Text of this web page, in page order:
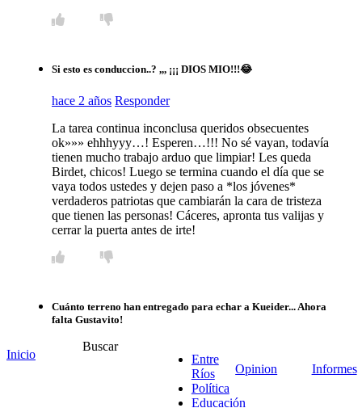
Si esto es conduccion..? ,,, ¡¡¡ DIOS MIO!!!😂
hace 2 años Responder
La tarea continua inconclusa queridos obsecuentes
ok»»» ehhhyyy…! Esperen…!!! No sé vayan, todavía
tienen mucho trabajo arduo que limpiar! Les queda
Birdet, chicos! Luego se termina cuando el día que se
vaya todos ustedes y dejen paso a *los jóvenes*
verdaderos patriotas que cambiarán la cara de tristeza
que tienen las personas! Cáceres, apronta tus valijas y
cerrar la puerta antes de irte!
Cuánto terreno han entregado para echar a Kueider... Ahora
falta Gustavito!
hace 2 años Responder
El cuadro de corrupción luego de Urribarri es sin lugar a
dudas Gustavo Bordet. Hasta que no vea reales cambios
Inicio
Buscar
Entre
Ríos
Política
Educación
Opinion Informes